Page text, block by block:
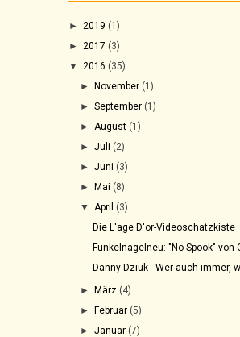
► 2019 (1)
► 2017 (3)
▼ 2016 (35)
►November (1)
►September (1)
► August (1)
►Juli (2)
►Juni (3)
►Mai (8)
▼ April (3)
Die L'age D'or-Videoschatzkiste
Funkelnagelneu: "No Spook" von
Danny Dziuk - Wer auch immer,
►März (4)
►Februar (5)
►Januar (7)